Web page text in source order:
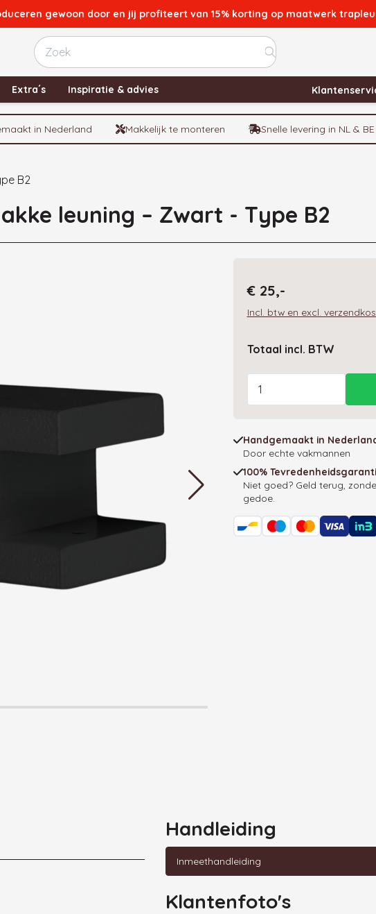
gewoon door en jij profiteert van 15% korting op maatwerk
Test
Extra´s Inspiratie & advies
in Nederland Makkelijk te monteren Snelle levering in NL & BE
B2
leuning – Zwart - Type B2
€ 25,-
Incl. btw en excl.
Totaal incl. BTW
Handgemaakt in
Door echte vakmannen
100%
Niet goed? Geld terug,
gedoe.
Handleiding
Inmeethandleiding
Klantenfoto's